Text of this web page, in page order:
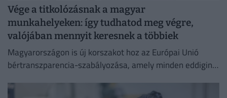
Vége a titkolózásnak a magyar
munkahelyeken: így tudhatod meg végre,
valójában mennyit keresnek a többiek
Magyarországon is új korszakot hoz az Európai Unió
bértranszparencia-szabályozása, amely minden eddiginél